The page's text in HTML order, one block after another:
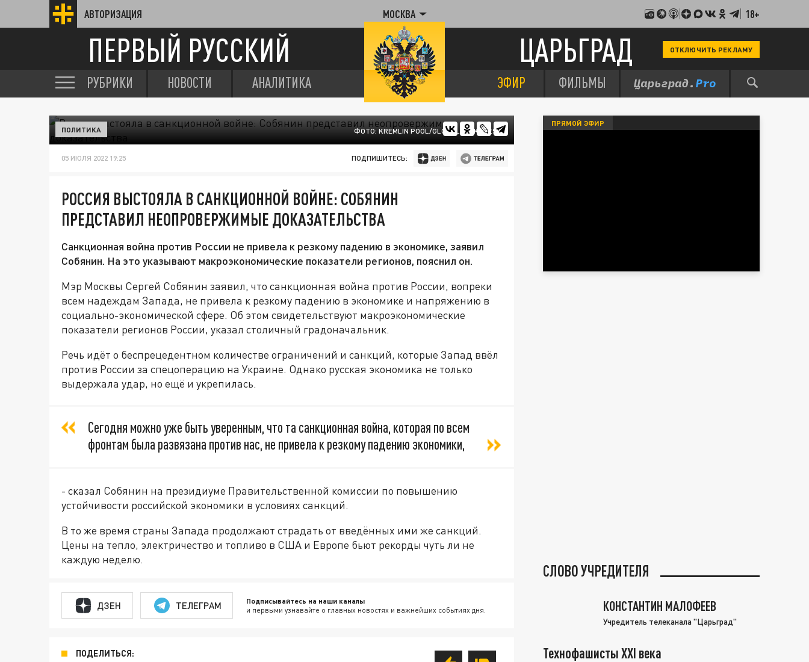
АВТОРИЗАЦИЯ МОСКВА 18+
ПЕРВЫЙ РУССКИЙ ЦАРЬГРАД ОТКЛЮЧИТЬ РЕКЛАМУ
РУБРИКИ НОВОСТИ АНАЛИТИКА ЭФИР ФИЛЬМЫ
ФОТО: KREMLIN POOL/GLOBALLOOKPRESS
ПОЛИТИКА
05 ИЮЛЯ 2022 19:25 ПОДПИШИТЕСЬ:
РОССИЯ ВЫСТОЯЛА В САНКЦИОННОЙ ВОЙНЕ: СОБЯНИН
ПРЕДСТАВИЛ НЕОПРОВЕРЖИМЫЕ ДОКАЗАТЕЛЬСТВА
Санкционная война против России не привела к резкому падению в экономике, заявил
Собянин. На это указывают макроэкономические показатели регионов, пояснил он.
Мэр Москвы Сергей Собянин заявил, что санкционная война против России, вопреки
всем надеждам Запада, не привела к резкому падению в экономике и напряжению в
социально-экономической сфере. Об этом свидетельствуют макроэкономические
показатели регионов России, указал столичный градоначальник.
Речь идёт о беспрецедентном количестве ограничений и санкций, которые Запад ввёл
против России за спецоперацию на Украине. Однако русская экономика не только
выдержала удар, но ещё и укрепилась.
Сегодня можно уже быть уверенным, что та санкционная война, которая по всем
фронтам была развязана против нас, не привела к резкому падению экономики,
- сказал Собянин на президиуме Правительственной комиссии по повышению
устойчивости российской экономики в условиях санкций.
В то же время страны Запада продолжают страдать от введённых ими же санкций.
Цены на тепло, электричество и топливо в США и Европе бьют рекорды чуть ли не
каждую неделю.
ДЗЕН ТЕЛЕГРАМ Подписывайтесь на наши каналы
и первыми узнавайте о главных новостях и важнейших событиях дня.
ПОДЕЛИТЬСЯ:
ПРЯМОЙ ЭФИР
СЛОВО УЧРЕДИТЕЛЯ
КОНСТАНТИН МАЛОФЕЕВ
Учредитель телеканала "Царьград"
Технофашисты XXI века